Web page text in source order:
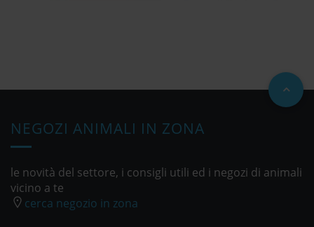
NEGOZI ANIMALI IN ZONA
le novità del settore, i consigli utili ed i negozi di animali
vicino a te
cerca negozio in zona